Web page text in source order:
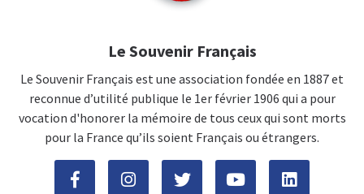
Le Souvenir Français
Le Souvenir Français est une association fondée en 1887 et
reconnue d’utilité publique le 1er février 1906 qui a pour
vocation d'honorer la mémoire de tous ceux qui sont morts
pour la France qu’ils soient Français ou étrangers.